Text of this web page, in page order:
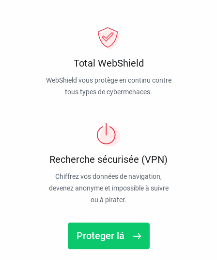
Total WebShield
WebShield vous protège en continu contre
tous types de cybermenaces.
Recherche sécurisée (VPN)
Chiffrez vos données de navigation,
devenez anonyme et impossible à suivre
ou à pirater.
Proteger lá